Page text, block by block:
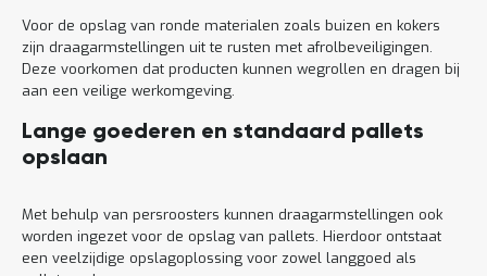
Voor de opslag van ronde materialen zoals buizen en kokers
zijn draagarmstellingen uit te rusten met afrolbeveiligingen.
Deze voorkomen dat producten kunnen wegrollen en dragen bij
aan een veilige werkomgeving.
Lange goederen en standaard pallets
opslaan
Met behulp van persroosters kunnen draagarmstellingen ook
worden ingezet voor de opslag van pallets. Hierdoor ontstaat
een veelzijdige opslagoplossing voor zowel langgoed als